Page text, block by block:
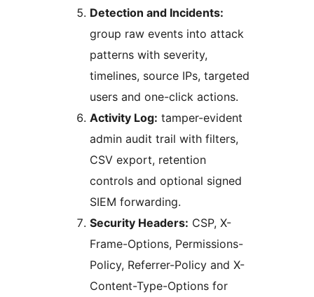
Detection and Incidents:
group raw events into attack
patterns with severity,
timelines, source IPs, targeted
users and one-click actions.
Activity Log: tamper-evident
admin audit trail with filters,
CSV export, retention
controls and optional signed
SIEM forwarding.
Security Headers: CSP, X-
Frame-Options, Permissions-
Policy, Referrer-Policy and X-
Content-Type-Options for